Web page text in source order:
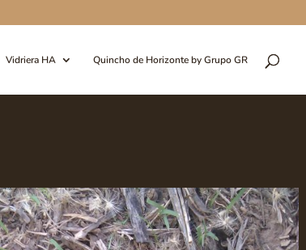
Vidriera HA Quincho de Horizonte by Grupo GR